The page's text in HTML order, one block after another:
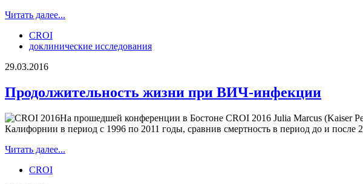
Читать далее...
CROI
доклинические исследования
29.03.2016
Продолжительность жизни при ВИЧ-инфекции
На прошедшей конференции в Бостоне CROI 2016 Julia Marcus (Kaiser
Калифорнии в период с 1996 по 2011 годы, сравнив смертность в период до и после
Читать далее...
CROI